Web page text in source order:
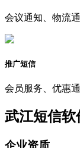
会议通知、物流
推广短信
会员服务、优惠
武江短信
企业资质